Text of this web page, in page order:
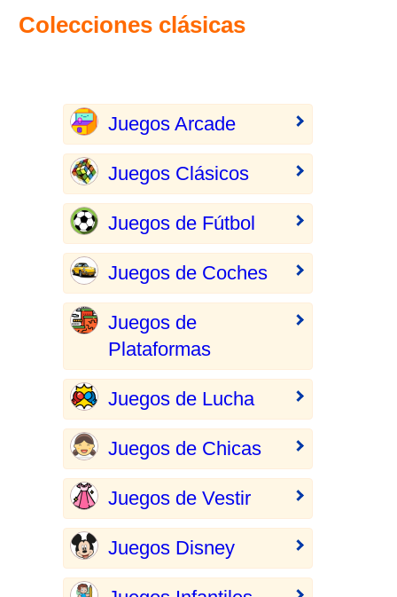
Colecciones clásicas
Juegos Arcade
Juegos Clásicos
Juegos de Fútbol
Juegos de Coches
Juegos de
Plataformas
Juegos de Lucha
Juegos de Chicas
Juegos de Vestir
Juegos Disney